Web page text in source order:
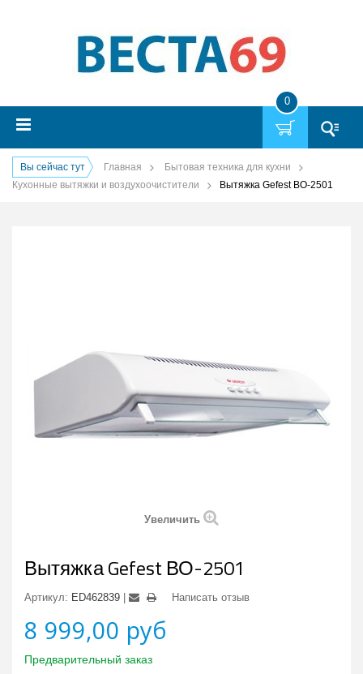
0
Вы сейчас тут Главная
Бытовая техника для кухни
Кухонные вытяжки и воздухоочистители
Вытяжка Gefest ВО-2501
Увеличить
Вытяжка Gefest ВО-2501
Артикул: ED462839 Написать отзыв
8 999,00 руб
Предварительный заказ